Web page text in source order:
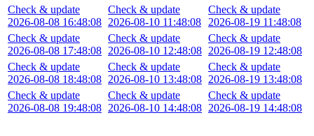
Check & update
2026-08-08 16:48:08
Check & update
2026-08-08 17:48:08
Check & update
2026-08-08 18:48:08
Check & update
2026-08-08 19:48:08
Check & update
2026-08-10 11:48:08
Check & update
2026-08-10 12:48:08
Check & update
2026-08-10 13:48:08
Check & update
2026-08-10 14:48:08
Check & update
2026-08-19 11:48:08
Check & update
2026-08-19 12:48:08
Check & update
2026-08-19 13:48:08
Check & update
2026-08-19 14:48:08